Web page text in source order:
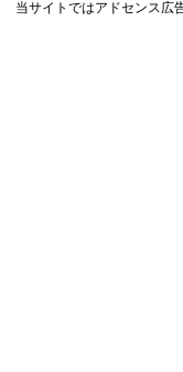
当サイトではアドセンス広